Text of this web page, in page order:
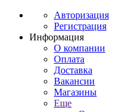
Авторизация
Регистрация
Информация
О компании
Оплата
Доставка
Вакансии
Магазины
Еще